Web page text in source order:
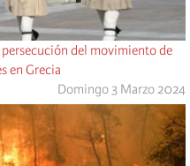
del movimiento de
en Grecia
Domingo 3 Marzo 2024